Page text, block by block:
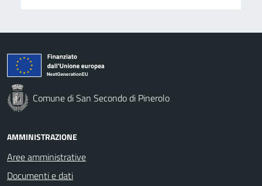
Comune di San Secondo di Pinerolo
AMMINISTRAZIONE
Aree amministrative
Documenti e dati